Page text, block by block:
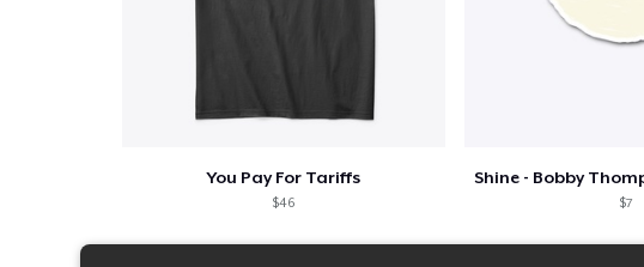
You Pay For Tariffs
$46 $7